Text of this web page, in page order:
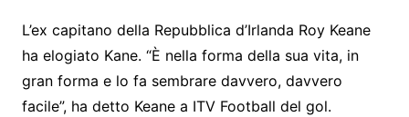
L’ex capitano della Repubblica d’Irlanda Roy Keane
ha elogiato Kane. “È nella forma della sua vita, in
gran forma e lo fa sembrare davvero, davvero
facile”, ha detto Keane a ITV Football del gol.